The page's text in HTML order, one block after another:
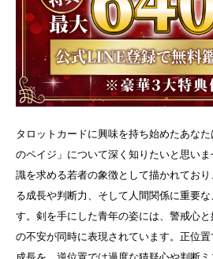
タロットカードに興味を持ち始めたあな
のペイジ」について深く知りたいと思い
識を求める若者の象徴として描かれてお
る成長や判断力、そして人間関係に重要
す。剣を手にした青年の姿には、警戒心
の不安が同時に表現されています。正位